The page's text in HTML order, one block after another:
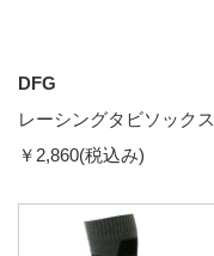
DFG
レーシングタビソックス
￥2,860(税込み)